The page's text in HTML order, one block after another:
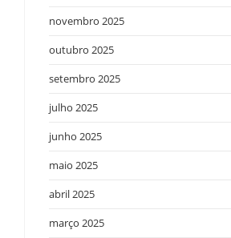
novembro 2025
outubro 2025
setembro 2025
julho 2025
junho 2025
maio 2025
abril 2025
março 2025